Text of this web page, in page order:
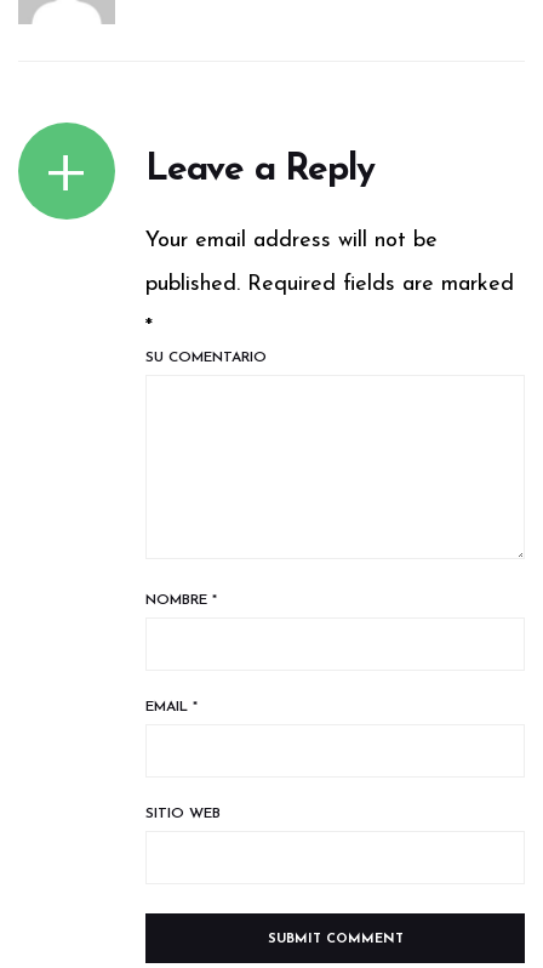
Leave a Reply
Your email address will not be
published. Required fields are marked
*
SU COMENTARIO
NOMBRE *
EMAIL *
SITIO WEB